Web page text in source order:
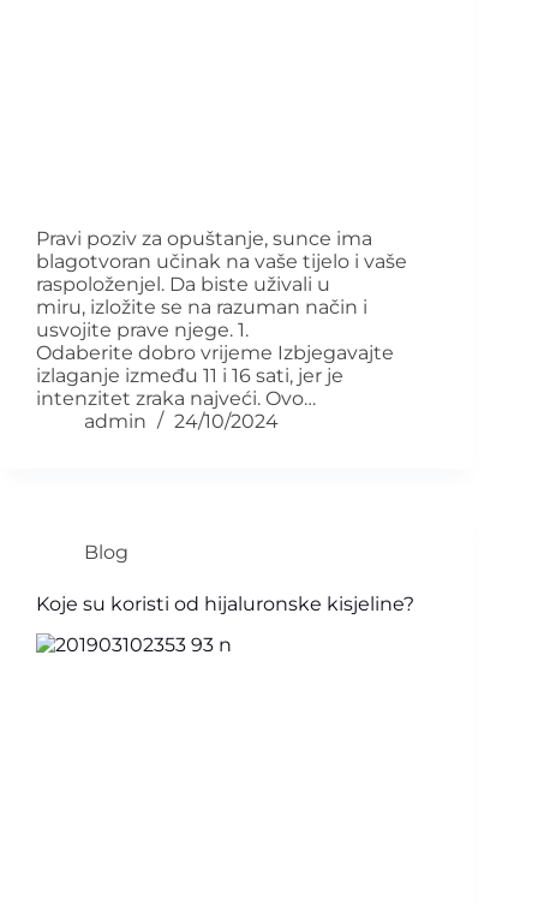
Pravi poziv za opuštanje, sunce ima
blagotvoran učinak na vaše tijelo i vaše
raspoloženjel. Da biste uživali u
miru, izložite se na razuman način i
usvojite prave njege. 1.
Odaberite dobro vrijeme Izbjegavajte
izlaganje između 11 i 16 sati, jer je
intenzitet zraka najveći. Ovo…
admin
24/10/2024
Blog
Koje su koristi od hijaluronske kisjeline?